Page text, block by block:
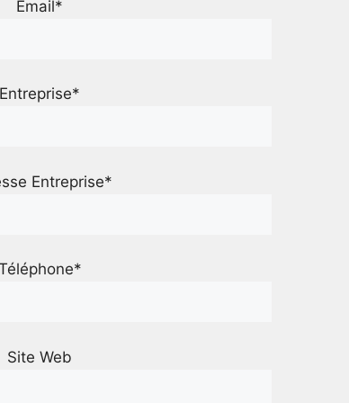
Email*
Entreprise*
Entreprise*
Site Web